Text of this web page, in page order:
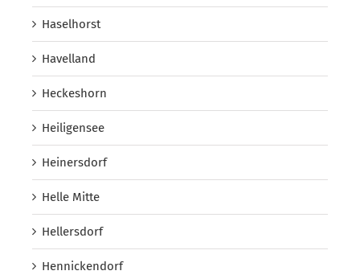
Haselhorst
Havelland
Heckeshorn
Heiligensee
Heinersdorf
Helle Mitte
Hellersdorf
Hennickendorf